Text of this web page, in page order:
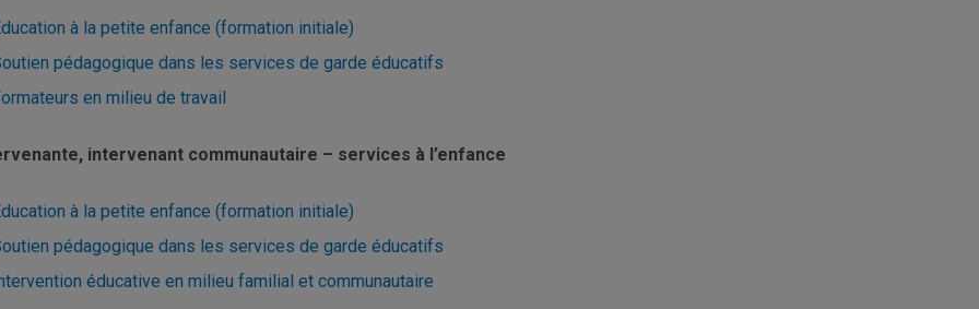
à la petite enfance (formation initiale)
pédagogique dans les services de garde éducatifs
en milieu de travail
intervenant communautaire – services à l’enfance
à la petite enfance (formation initiale)
pédagogique dans les services de garde éducatifs
éducative en milieu familial et communautaire